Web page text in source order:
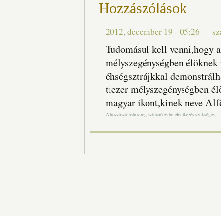
Hozzászólások
2012, december 19 - 05:26 —
Tudomásul kell venni,hogy
mélyszegénységben
éhségsztrájkkal
tiezer mélyszegénységben
magyar ikont,kinek neve
A hozzászóláshozregisztrációésbejelentkezésszükséges